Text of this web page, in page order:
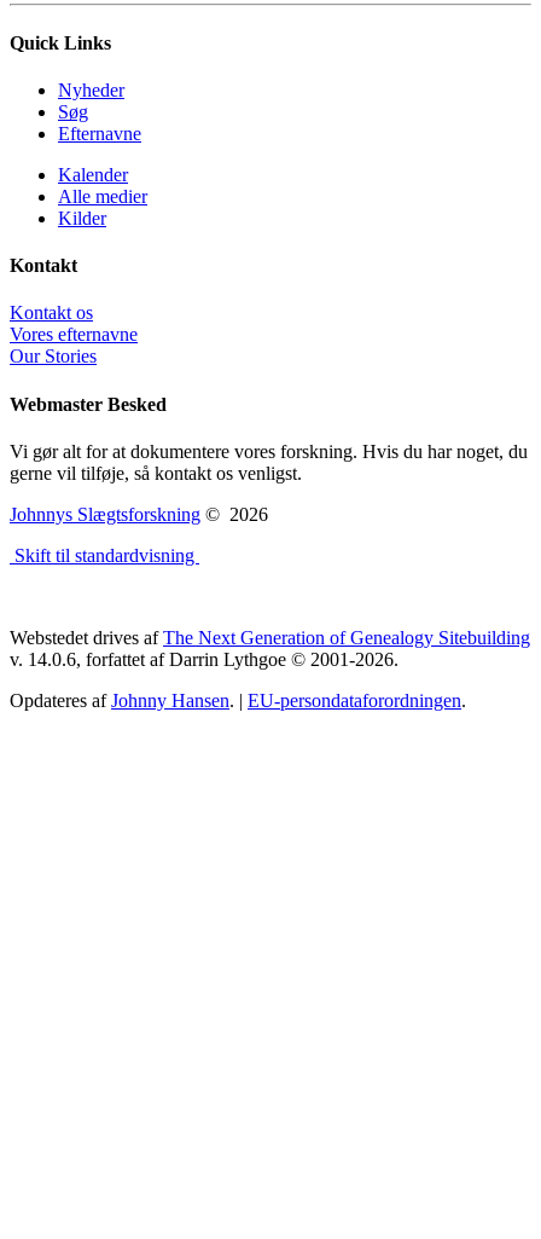
Quick Links
Nyheder
Søg
Efternavne
Kalender
Alle medier
Kilder
Kontakt
Kontakt os
Vores efternavne
Our Stories
Webmaster Besked
Vi gør alt for at dokumentere vores forskning. Hvis du har noget, du
gerne vil tilføje, så kontakt os venligst.
Johnnys Slægtsforskning © 2026
Skift til standardvisning
Webstedet drives afThe Next Generation of Genealogy Sitebuilding
v. 14.0.6, forfattet af Darrin Lythgoe © 2001-2026.
Opdateres afJohnny Hansen. | EU-persondataforordningen.